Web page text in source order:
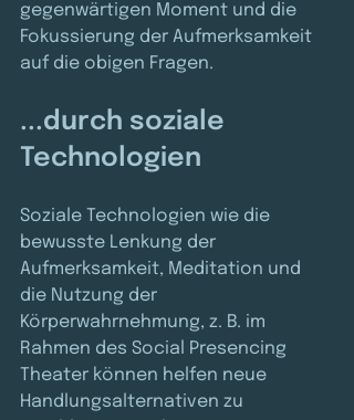
gegenwärtigen Moment und die
Fokussierung der Aufmerksamkeit
auf die obigen Fragen.
...durch soziale
Technologien
Soziale Technologien wie die
bewusste Lenkung der
Aufmerksamkeit, Meditation und
die Nutzung der
Körperwahrnehmung, z. B. im
Rahmen des Social Presencing
Theater können helfen neue
Handlungsalternativen zu